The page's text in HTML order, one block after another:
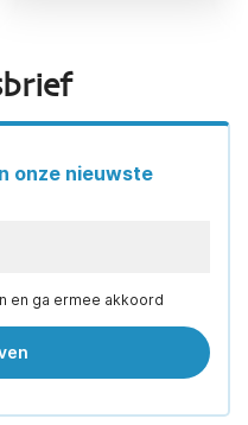
onze nieuwste
en ga ermee akkoord